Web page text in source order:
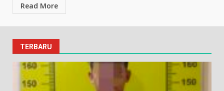
Read More
TERBARU